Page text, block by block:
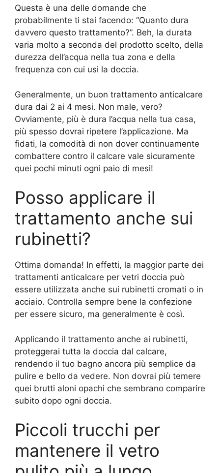
Questa è una delle domande che
probabilmente ti stai facendo: “Quanto dura
davvero questo trattamento?”. Beh, la durata
varia molto a seconda del prodotto scelto, della
durezza dell’acqua nella tua zona e della
frequenza con cui usi la doccia.
Generalmente, un buon trattamento anticalcare
dura dai 2 ai 4 mesi. Non male, vero?
Ovviamente, più è dura l’acqua nella tua casa,
più spesso dovrai ripetere l’applicazione. Ma
fidati, la comodità di non dover continuamente
combattere contro il calcare vale sicuramente
quei pochi minuti ogni paio di mesi!
Posso applicare il
trattamento anche sui
rubinetti?
Ottima domanda! In effetti, la maggior parte dei
trattamenti anticalcare per vetri doccia può
essere utilizzata anche sui rubinetti cromati o in
acciaio. Controlla sempre bene la confezione
per essere sicuro, ma generalmente è così.
Applicando il trattamento anche ai rubinetti,
proteggerai tutta la doccia dal calcare,
rendendo il tuo bagno ancora più semplice da
pulire e bello da vedere. Non dovrai più temere
quei brutti aloni opachi che sembrano comparire
subito dopo ogni doccia.
Piccoli trucchi per
mantenere il vetro